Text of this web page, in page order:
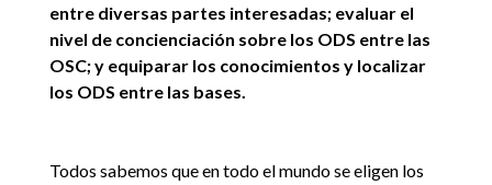
entre diversas partes interesadas; evaluar el
nivel de concienciación sobre los ODS entre las
OSC; y equiparar los conocimientos y localizar
los ODS entre las bases.
Todos sabemos que en todo el mundo se eligen los